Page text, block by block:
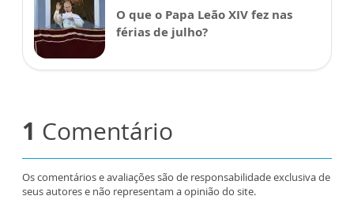
O que o Papa Leão XIV fez nas
férias de julho?
1 Comentário
Os comentários e avaliações são de responsabilidade exclusiva de
seus autores e não representam a opinião do site.